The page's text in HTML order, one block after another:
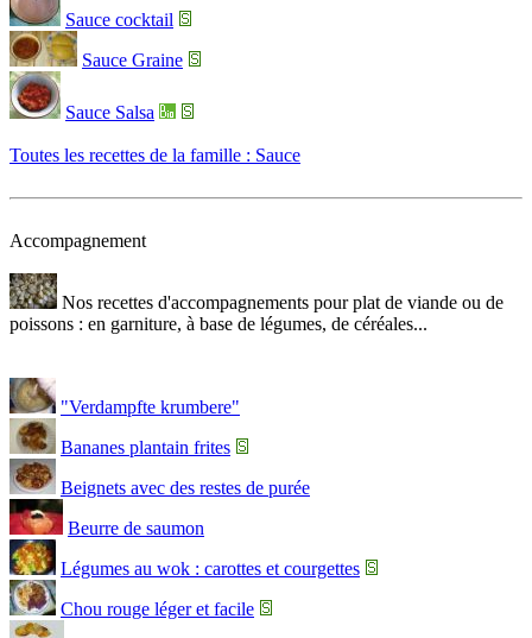
Sauce cocktail
Sauce Graine
Sauce Salsa
Toutes les recettes de la famille : Sauce
Accompagnement
Nos recettes d'accompagnements pour plat de viande ou de
poissons : en garniture, à base de légumes, de céréales...
"Verdampfte krumbere"
Bananes plantain frites
Beignets avec des restes de purée
Beurre de saumon
Légumes au wok : carottes et courgettes
Chou rouge léger et facile